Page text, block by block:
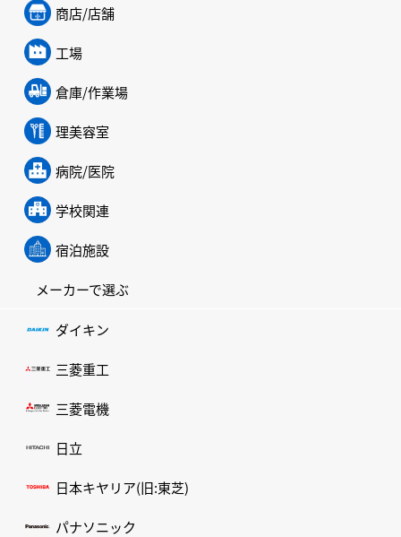
商店/店舗
工場
倉庫/作業場
理美容室
病院/医院
学校関連
宿泊施設
メーカーで選ぶ
ダイキン
三菱重工
三菱電機
日立
日本キヤリア(旧:東芝)
パナソニック